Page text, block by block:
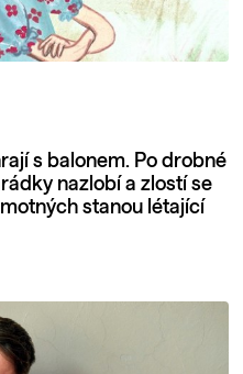
s balonem. Po drobné
nazlobí a zlostí se
stanou létající